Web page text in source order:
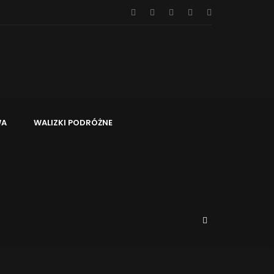
WALIZKI PODRÓŻNE